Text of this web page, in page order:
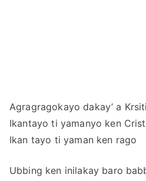
Agragragokayo dakay’ a
Ikantayo ti yamanyo ken
Ikan tayo ti yaman ken rago
Ubbing ken inilakay baro